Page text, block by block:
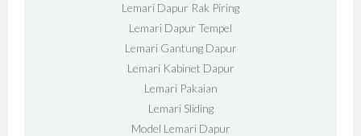
Lemari Dapur Rak Piring
Lemari Dapur Tempel
Lemari Gantung Dapur
Lemari Kabinet Dapur
Lemari Pakaian
Lemari Sliding
Model Lemari Dapur